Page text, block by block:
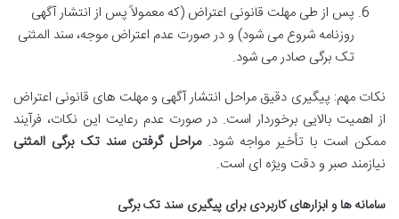
پس از طی مهلت قانونی اعتراض (که معمولاً پس از انتشار آگهی
روزنامه شروع می شود) و در صورت عدم اعتراض موجه، سند المثنی
تک برگی صادر می شود.
نکات مهم: پیگیری دقیق مراحل انتشار آگهی و مهلت های قانونی اعتراض
از اهمیت بالایی برخوردار است. در صورت عدم رعایت این نکات، فرآیند
ممکن است با تأخیر مواجه شود.مراحل گرفتن سند تک برگی المثنی
نیازمند صبر و دقت ویژه ای است.
سامانه ها و ابزارهای کاربردی برای پیگیری سند تک برگی